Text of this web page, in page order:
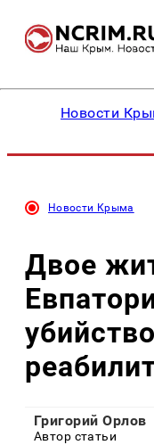
Новости
Новости Крыма
Двое
Григорий Орлов
Автор статьи